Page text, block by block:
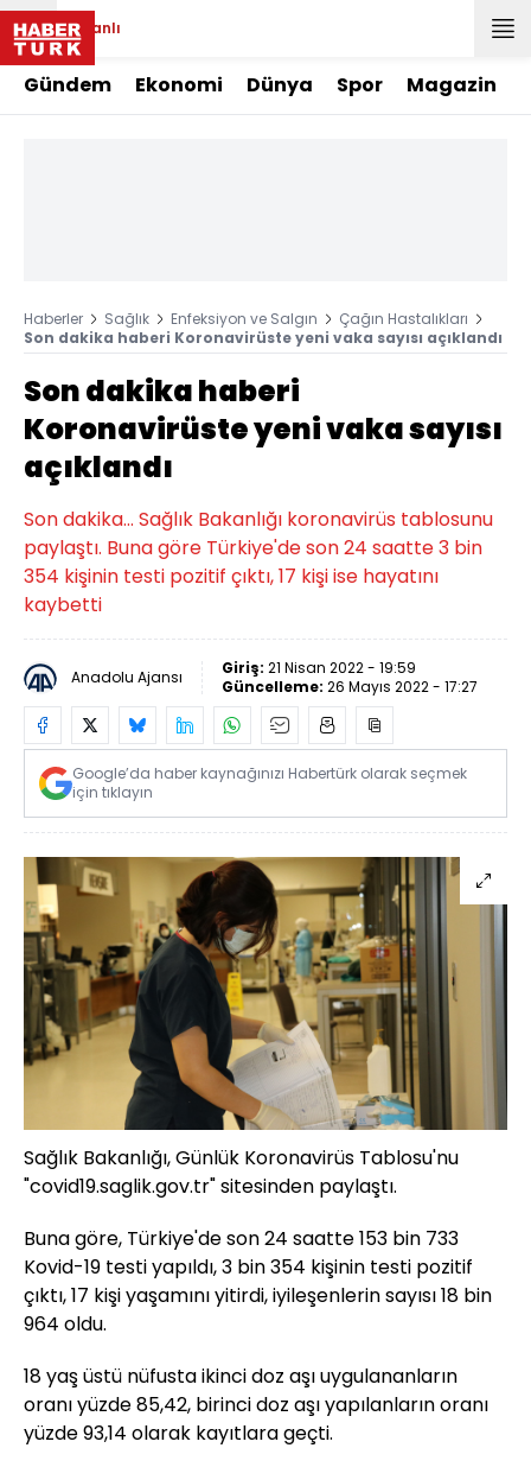
Canlı
Gündem Ekonomi Dünya Spor Magazin
Haberler Sağlık Enfeksiyon ve Salgın
Çağın Hastalıkları
Son dakika haberi Koronavirüste yeni vaka sayısı açıklandı
Son dakika haberi
Koronavirüste yeni vaka sayısı
açıklandı
Son dakika... Sağlık Bakanlığı koronavirüs tablosunu
paylaştı. Buna göre Türkiye'de son 24 saatte 3 bin
354 kişinin testi pozitif çıktı, 17 kişi ise hayatını
kaybetti
Anadolu Ajansı Giriş: 21 Nisan 2022 - 19:59
Güncelleme: 26 Mayıs 2022 - 17:27
Google’da haber kaynağınızı Habertürk olarak seçmek
için tıklayın
Sağlık Bakanlığı, Günlük Koronavirüs Tablosu'nu
"covid19.saglik.gov.tr" sitesinden paylaştı.
Buna göre, Türkiye'de son 24 saatte 153 bin 733
Kovid-19 testi yapıldı, 3 bin 354 kişinin testi pozitif
çıktı, 17 kişi yaşamını yitirdi, iyileşenlerin sayısı 18 bin
964 oldu.
18 yaş üstü nüfusta ikinci doz aşı uygulananların
oranı yüzde 85,42, birinci doz aşı yapılanların oranı
yüzde 93,14 olarak kayıtlara geçti.